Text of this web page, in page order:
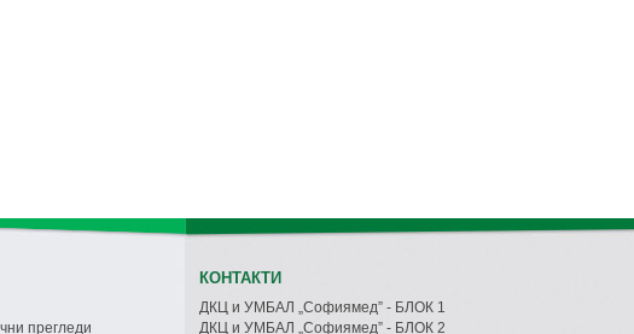
прегледи
КОНТАКТИ
ДКЦ и УМБАЛ „Софиямед” - БЛОК 1
ДКЦ и УМБАЛ „Софиямед” - БЛОК 2